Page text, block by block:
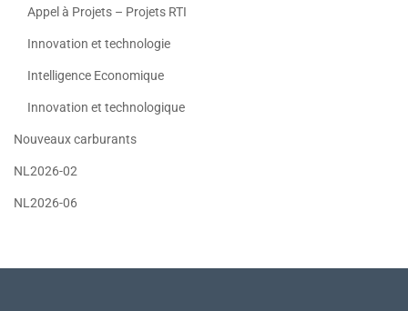
Appel à Projets – Projets RTI
Innovation et technologie
Intelligence Economique
Innovation et technologique
Nouveaux carburants
NL2026-02
NL2026-06